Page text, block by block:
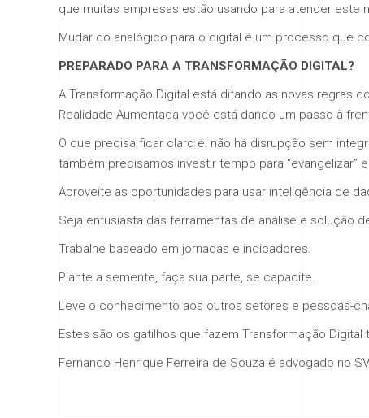
que muitas empresas estão usando para atender este
Mudar do analógico para o digital é um processo que
PREPARADO PARA A TRANSFORMAÇÃO DIGITAL?
A Transformação Digital está ditando as novas regras
Realidade Aumentada você está dando um passo à
O que precisa ficar claro é: não há disrupção sem
também precisamos investir tempo para
Aproveite as oportunidades para usar inteligência de
Seja entusiasta das ferramentas de análise e solução
Trabalhe baseado em jornadas e indicadores.
Plante a semente, faça sua parte, se capacite.
Leve o conhecimento aos outros setores e pessoas-
Estes são os gatilhos que fazem Transformação Digital
Fernando Henrique Ferreira de Souza é advogado no